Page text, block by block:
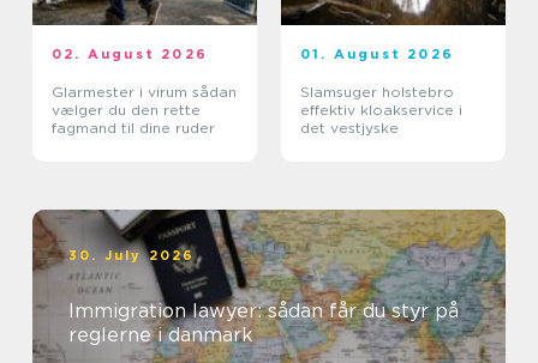
02. August 2026
Glarmester i virum sådan
vælger du den rette
fagmand til dine ruder
01. August 2026
Slamsuger holstebro
effektiv kloakservice i
det vestjyske
30. July 2026
Immigration lawyer: sådan får du styr på
reglerne i danmark